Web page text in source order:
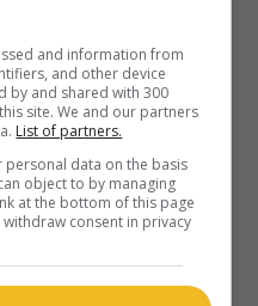
un jeune paysan qui fait
fils d'un notable, est
en Alsace.
and information from
and other device
by and shared with 300
site. We and our partners
List of partners.
personal data on the basis
object to by managing
at the bottom of this page
consent in privacy